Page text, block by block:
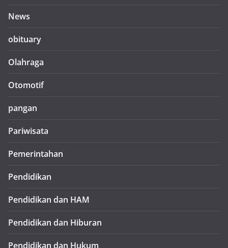
News
obituary
Olahraga
Otomotif
pangan
Pariwisata
Pemerintahan
Pendidikan
Pendidikan dan HAM
Pendidikan dan Hiburan
Pendidikan dan Hukum